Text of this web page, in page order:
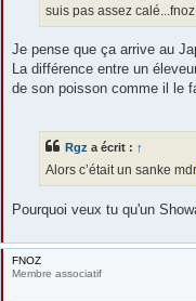
suis pas assez
Je pense que ça arrive au
La différence entre un
de son poisson comme il le
Rgz a écrit : ↑
Alors c’était un sanke mdr
Pourquoi veux tu qu'un
FNOZ
Membre associatif